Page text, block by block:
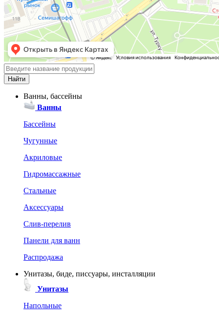
Ванны, бассейны
Ванны
Бассейны
Чугунные
Акриловые
Гидромассажные
Стальные
Аксессуары
Слив-перелив
Панели для ванн
Распродажа
Унитазы, биде, писсуары, инсталляции
Унитазы
Напольные